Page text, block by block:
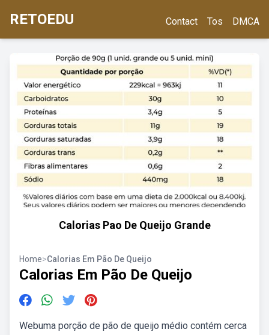
RETOEDU Contact Tos DMCA
Calorias Pao De Queijo Grande
Home>Calorias Em Pão De Queijo
Calorias Em Pão De Queijo
Webuma porção de pão de queijo médio contém cerca